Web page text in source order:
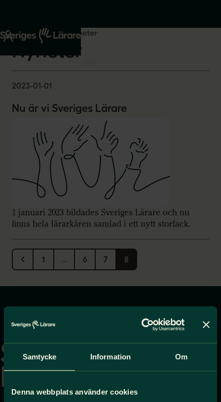
Samtycke Information Om
Denna webbplats använder cookies
Start Om oss Nyheter
Nyheter
Nu är vi Sveriges Lärare
2023-01-01
1 januari 2023 bildades Sveriges Lärare och nu
finns hela lärarkåren samlad i ett nytt storfack.
1 … 6 7 8
startsidan